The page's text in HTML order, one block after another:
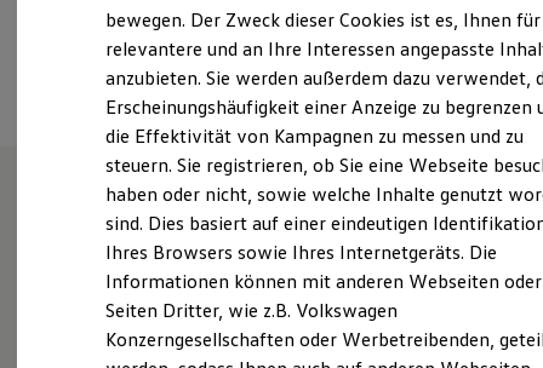
Laden Zuhause
Ladestationen finden
Ladezeitensimulator
Batterie
Sicherheit
Garantie und Lebensdauer
Nachhaltigkeit
Technologie
Kosten und Kauf
Verbrauchskosten
Kaufoptionen
E-Auto-Förderung
Software und Konnektivität
ID. Software Versionen und Updates
Digitale Extras
Schnittstellen zu Ihrem ID.
Ansprechpartner
Unsere Leistungenim
Überblick
Gebrauchtwagen
bewegen. Der Zweck dieser Cookies ist es, Ihnen für
relevantere und an Ihre Interessen angepasste
anzubieten. Sie werden außerdem dazu verwendet,
Erscheinungshäufigkeit einer Anzeige zu begrenzen
die Effektivität von Kampagnen zu messen und zu
steuern. Sie registrieren, ob Sie eine Webseite
haben oder nicht, sowie welche Inhalte genutzt
sind. Dies basiert auf einer eindeutigen
Ihres Browsers sowie Ihres Internetgeräts. Die
Informationen können mit anderen Webseiten oder
Seiten Dritter, wie z.B. Volkswagen
Konzerngesellschaften oder Werbetreibenden,